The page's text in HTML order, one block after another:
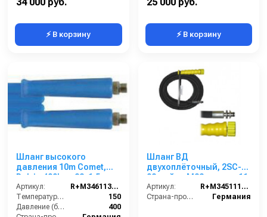
⚡ В корзину ⚡ В корзину
Шланг высокого
давления 10m Comet,
Delvir, 400bar, 22x1,5-
3/8внут, 2SС-08, 150°C,
арматура нерж.сталь
Артикул:
R+M3461136109
Температура (°C):
150
Давление (бар):
400
Шланг ВД
двухоплёточный, 2SC-
08, гайка М22-штуцер11,
20m, 400bar для
KARCHER
Артикул:
R+M345111420
Страна-производитель:
Германия